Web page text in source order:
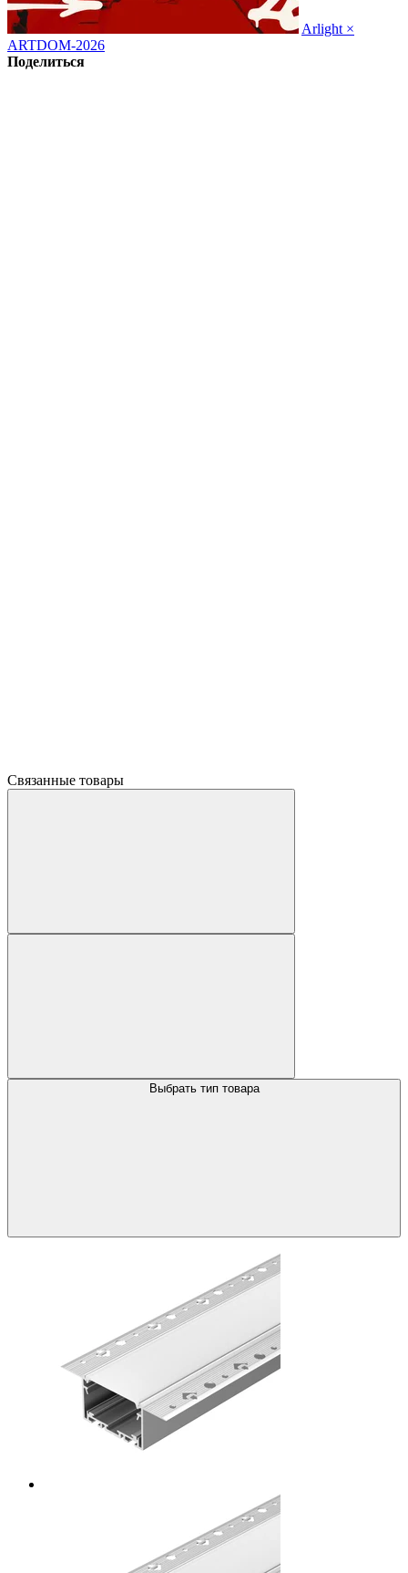
Arlight ×
ARTDOM-2026
Поделиться
Связанные товары
Выбрать тип товара